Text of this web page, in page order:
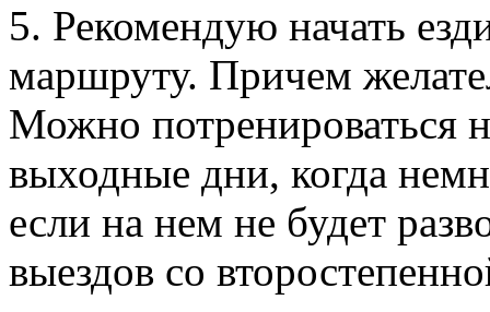
5. Рекомендую начать
маршруту. Причем
Можно потренироваться
выходные дни, когда
если на нем не будет
выездов со